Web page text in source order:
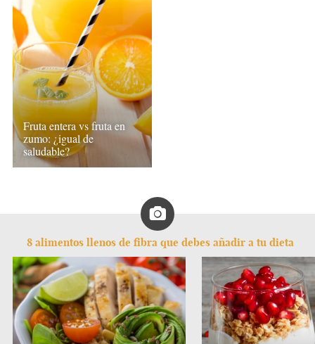
Fruta entera vs fruta en
zumo: ¿igual de
saludable?
8 alimentos llenos de fibra que debes añadir a tu dieta